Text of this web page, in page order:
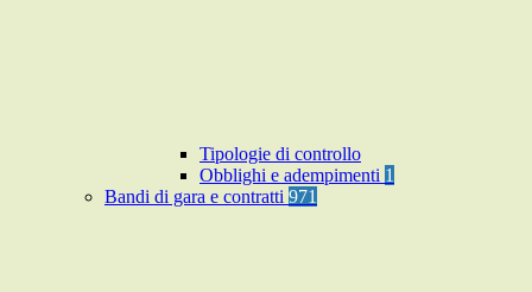
Tipologie di controllo
Obblighi e adempimenti 1
Bandi di gara e contratti 971